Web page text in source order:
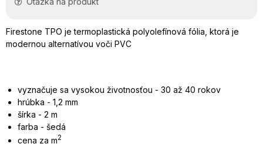
Firestone TPO je termoplastická polyolefínová fólia, ktorá je
modernou alternatívou voči PVC
vyznačuje sa vysokou životnosťou - 30 až 40 rokov
hrúbka - 1,2 mm
šírka - 2 m
farba - šedá
cena za m2